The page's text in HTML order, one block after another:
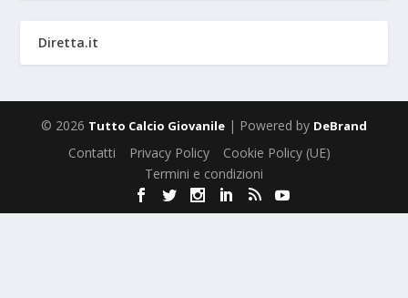
Diretta.it
© 2026 Tutto Calcio Giovanile | Powered by DeBrand
Contatti Privacy Policy
Cookie Policy (UE)
Termini e condizioni